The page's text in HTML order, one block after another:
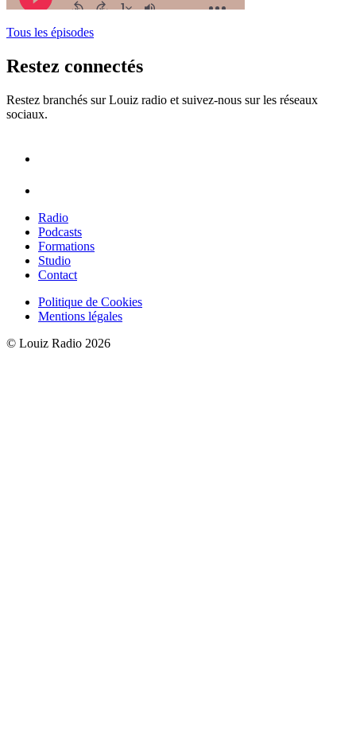
Tous les épisodes
Restez connectés
Restez branchés sur Louiz radio et suivez-nous sur les réseaux
sociaux.
Radio
Podcasts
Formations
Studio
Contact
Politique de Cookies
Mentions légales
© Louiz Radio 2026